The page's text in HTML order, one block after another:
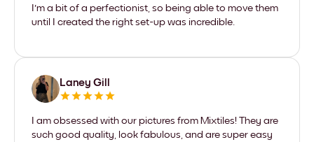
I'm a bit of a perfectionist, so being able to move them
until I created the right set-up was incredible.
Laney Gill
I am obsessed with our pictures from Mixtiles! They are
such good quality, look fabulous, and are super easy